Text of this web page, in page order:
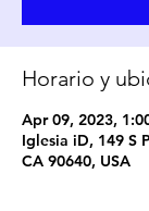
Horario y
Apr 09, 2023,
Iglesia iD, 149 S
CA 90640, USA